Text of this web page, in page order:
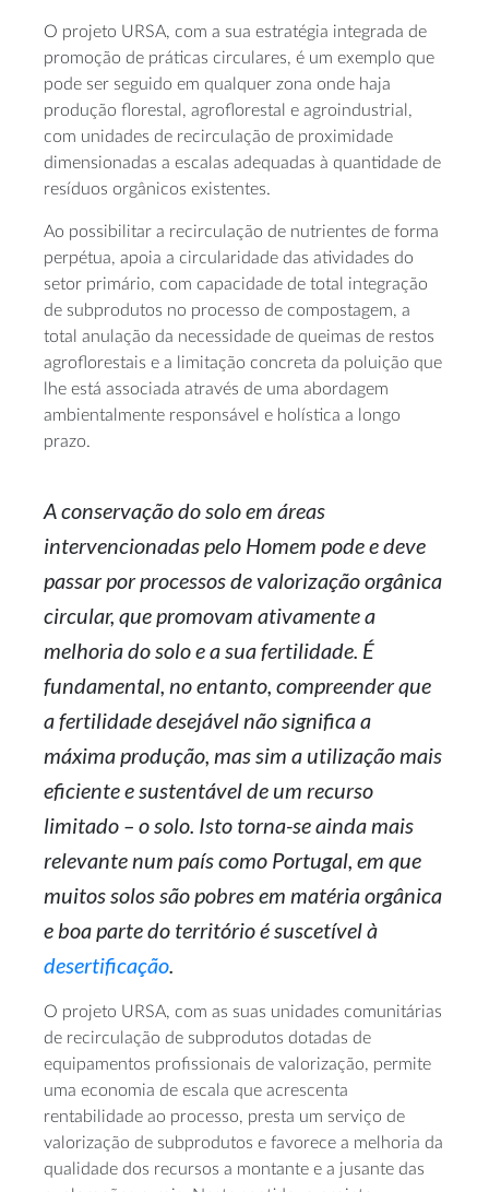
O projeto URSA, com a sua estratégia integrada de
promoção de práticas circulares, é um exemplo que
pode ser seguido em qualquer zona onde haja
produção florestal, agroflorestal e agroindustrial,
com unidades de recirculação de proximidade
dimensionadas a escalas adequadas à quantidade de
resíduos orgânicos existentes.
Ao possibilitar a recirculação de nutrientes de forma
perpétua, apoia a circularidade das atividades do
setor primário, com capacidade de total integração
de subprodutos no processo de compostagem, a
total anulação da necessidade de queimas de restos
agroflorestais e a limitação concreta da poluição que
lhe está associada através de uma abordagem
ambientalmente responsável e holística a longo
prazo.
A conservação do solo em áreas
intervencionadas pelo Homem pode e deve
passar por processos de valorização orgânica
circular, que promovam ativamente a
melhoria do solo e a sua fertilidade. É
fundamental, no entanto, compreender que
a fertilidade desejável não significa a
máxima produção, mas sim a utilização mais
eficiente e sustentável de um recurso
limitado – o solo. Isto torna-se ainda mais
relevante num país como Portugal, em que
muitos solos são pobres em matéria orgânica
e boa parte do território é suscetível à
desertificação.
O projeto URSA, com as suas unidades comunitárias
de recirculação de subprodutos dotadas de
equipamentos profissionais de valorização, permite
uma economia de escala que acrescenta
rentabilidade ao processo, presta um serviço de
valorização de subprodutos e favorece a melhoria da
qualidade dos recursos a montante e a jusante das